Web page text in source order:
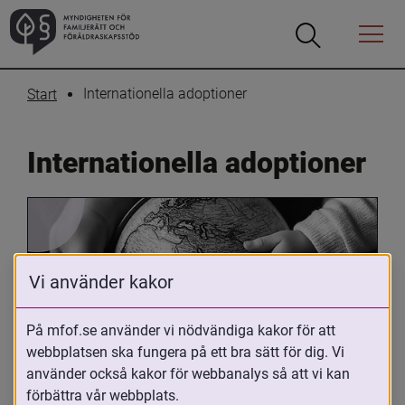
Öppna
Öppna
Menyn
Start Internationella adoptioner
Internationella adoptioner
Oavsett om du är adopterad,
adoptivförälder eller arbetar med
Vi använder kakor
På mfof.se använder vi nödvändiga kakor för att
webbplatsen ska fungera på ett bra sätt för dig. Vi
använder också kakor för webbanalys så att vi kan
förbättra vår webbplats.